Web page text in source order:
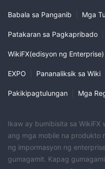
Babala sa Panganib Mga
Patakaran sa Pagkapribado
WikiFX(edisyon ng Enterprise)
EXPO Pananaliksik sa Wiki
Pakikipagtulungan Mga
Ikaw ay bumibisita sa WikiFX
ang mga mobile na produkto
ng impormasyon ng
gumagamit. Kapag